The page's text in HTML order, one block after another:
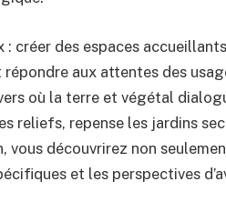
créer des espaces
aux attentes des
où la terre et végétal
reliefs, repense les jardins
découvrirez non
et les perspectives